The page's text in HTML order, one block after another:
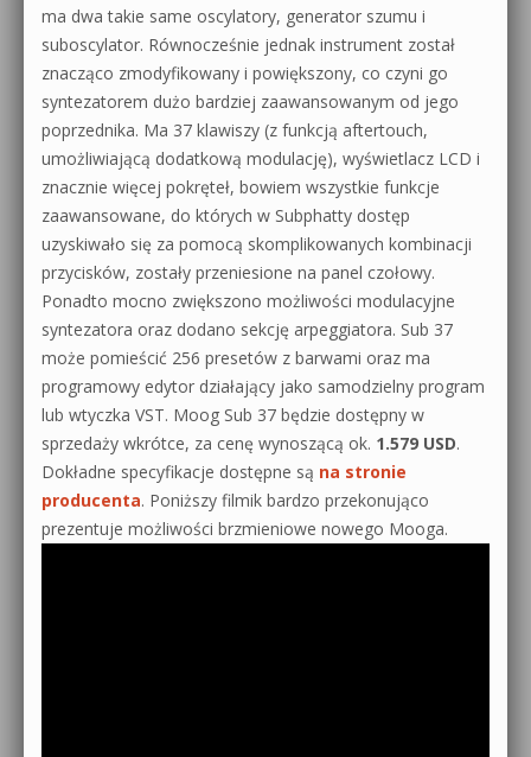
ma dwa takie same oscylatory, generator szumu i
suboscylator. Równocześnie jednak instrument został
znacząco zmodyfikowany i powiększony, co czyni go
syntezatorem dużo bardziej zaawansowanym od jego
poprzednika. Ma 37 klawiszy (z funkcją aftertouch,
umożliwiającą dodatkową modulację), wyświetlacz LCD i
znacznie więcej pokręteł, bowiem wszystkie funkcje
zaawansowane, do których w Subphatty dostęp
uzyskiwało się za pomocą skomplikowanych kombinacji
przycisków, zostały przeniesione na panel czołowy.
Ponadto mocno zwiększono możliwości modulacyjne
syntezatora oraz dodano sekcję arpeggiatora. Sub 37
może pomieścić 256 presetów z barwami oraz ma
programowy edytor działający jako samodzielny program
lub wtyczka VST. Moog Sub 37 będzie dostępny w
sprzedaży wkrótce, za cenę wynoszącą ok. 1.579 USD.
Dokładne specyfikacje dostępne są na stronie
producenta. Poniższy filmik bardzo przekonująco
prezentuje możliwości brzmieniowe nowego Mooga.